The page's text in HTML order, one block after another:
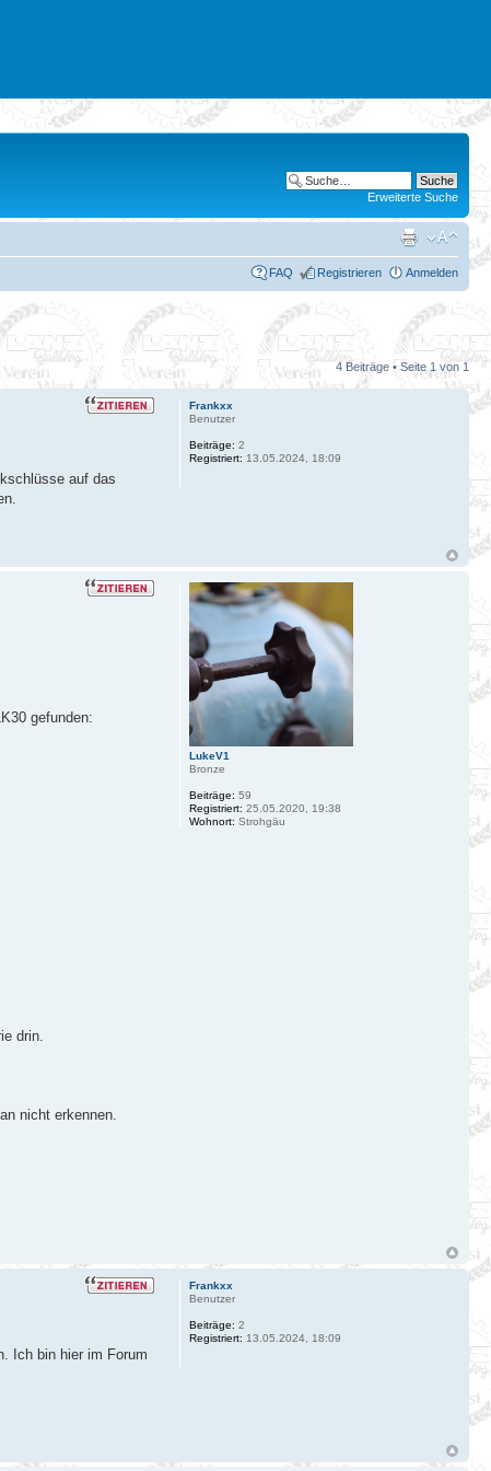
Erweiterte Suche
FAQ Registrieren Anmelden
4 Beiträge • Seite 1 von 1
auf das
Frankxx
Benutzer
Beiträge: 2
Registriert: 13.05.2024, 18:09
gefunden:
drin.
nicht erkennen.
LukeV1
Bronze
Beiträge: 59
Registriert: 25.05.2020, 19:38
Wohnort: Strohgäu
Ich bin hier im Forum
Frankxx
Benutzer
Beiträge: 2
Registriert: 13.05.2024, 18:09